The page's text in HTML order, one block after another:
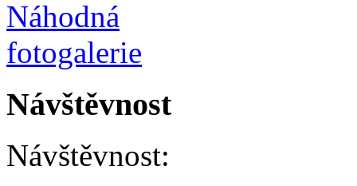
Návštěvnost
Návštěvnost: